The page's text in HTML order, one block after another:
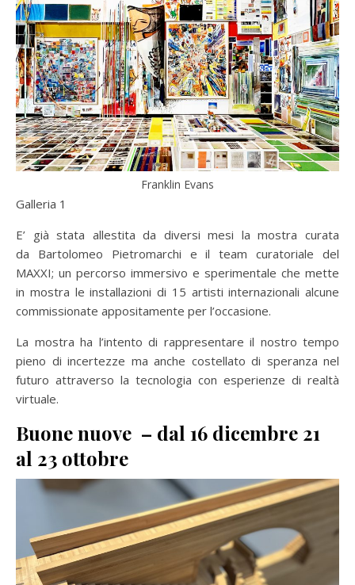
Franklin Evans
Galleria 1
E’ già stata allestita da diversi mesi la mostra curata
da Bartolomeo Pietromarchi e il team curatoriale del
MAXXI; un percorso immersivo e sperimentale che mette
in mostra le installazioni di 15 artisti internazionali alcune
commissionate appositamente per l’occasione.
La mostra ha l’intento di rappresentare il nostro tempo
pieno di incertezze ma anche costellato di speranza nel
futuro attraverso la tecnologia con esperienze di realtà
virtuale.
Buone nuove – dal 16 dicembre 21
al 23 ottobre